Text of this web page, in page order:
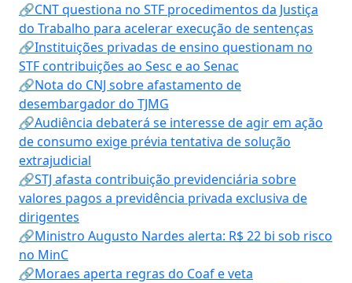
🔗CNT questiona no STF procedimentos da Justiça
do Trabalho para acelerar execução de sentenças
🔗Instituições privadas de ensino questionam no
STF contribuições ao Sesc e ao Senac
🔗Nota do CNJ sobre afastamento de
desembargador do TJMG
🔗Audiência debaterá se interesse de agir em ação
de consumo exige prévia tentativa de solução
extrajudicial
🔗STJ afasta contribuição previdenciária sobre
valores pagos a previdência privada exclusiva de
dirigentes
🔗Ministro Augusto Nardes alerta: R$ 22 bi sob risco
no MinC
🔗Moraes aperta regras do Coaf e veta